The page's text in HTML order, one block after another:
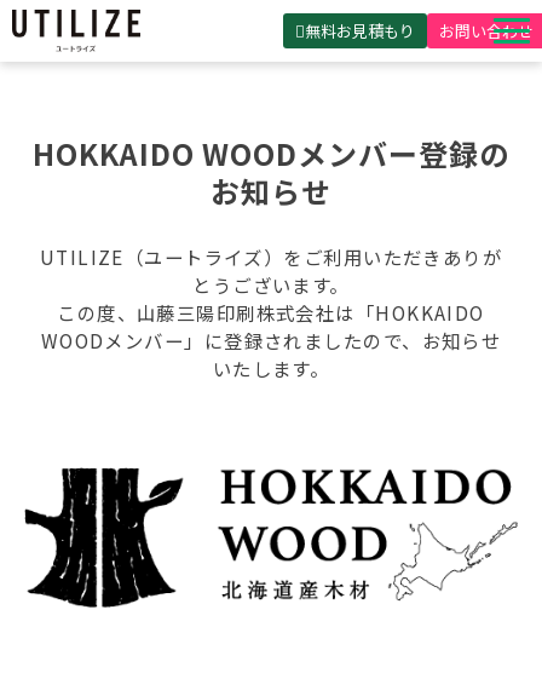
無料お見積もり お問い合わせ
無料見積ガイド
事例紹介
会社概要
HOKKAIDO WOODメンバー登録の
お知らせ
UTILIZE（ユートライズ）をご利用いただきありが
とうございます。
この度、山藤三陽印刷株式会社は「HOKKAIDO
WOODメンバー」に登録されましたので、お知らせ
いたします。